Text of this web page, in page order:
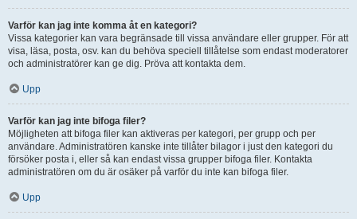
Varför kan jag inte komma åt en kategori?
Vissa kategorier kan vara begränsade till vissa användare eller grupper. För att
visa, läsa, posta, osv. kan du behöva speciell tillåtelse som endast moderatorer
och administratörer kan ge dig. Pröva att kontakta dem.
Upp
Varför kan jag inte bifoga filer?
Möjligheten att bifoga filer kan aktiveras per kategori, per grupp och per
användare. Administratören kanske inte tillåter bilagor i just den kategori du
försöker posta i, eller så kan endast vissa grupper bifoga filer. Kontakta
administratören om du är osäker på varför du inte kan bifoga filer.
Upp